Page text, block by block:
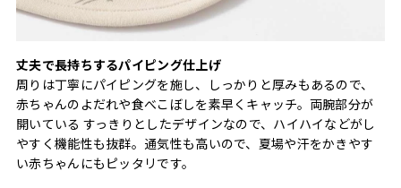
丈夫で長持ちするパイピング仕上げ
周りは丁寧にパイピングを施し、しっかりと厚みもあるので、
赤ちゃんのよだれや食べこぼしを素早くキャッチ。両腕部分が
開いている すっきりとしたデザインなので、ハイハイなどがし
やすく機能性も抜群。通気性も高いので、夏場や汗をかきやす
い赤ちゃんにもピッタリです。